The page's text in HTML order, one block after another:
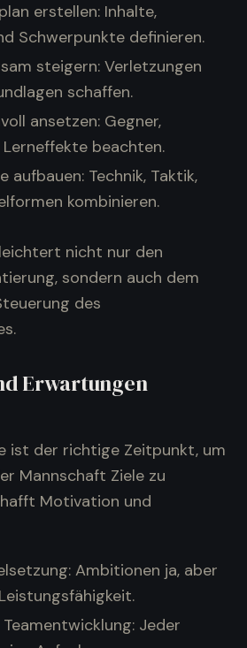
erstellen: Inhalte,
Schwerpunkte definieren.
steigern: Verletzungen
schaffen.
ansetzen: Gegner,
beachten.
aufbauen: Technik, Taktik,
kombinieren.
nicht nur den
sondern auch dem
des
Erwartungen
ist der richtige Zeitpunkt, um
Mannschaft Ziele zu
Motivation und
Ambitionen ja, aber
Jeder